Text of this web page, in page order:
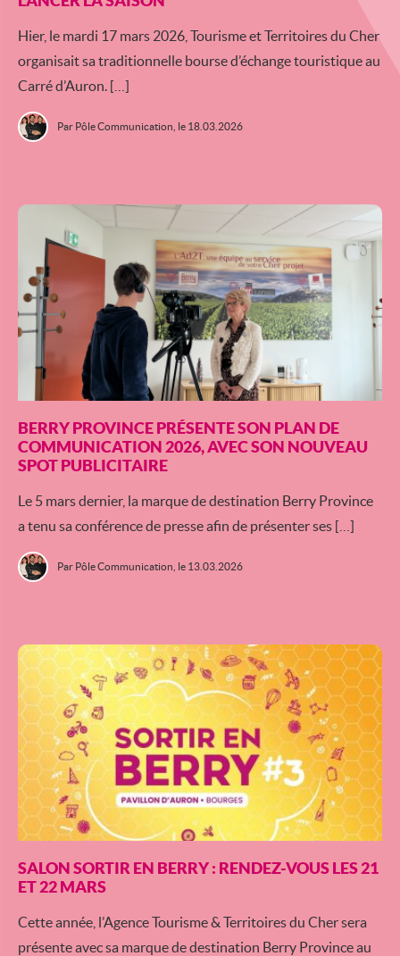
Hier, le mardi 17 mars 2026, Tourisme et Territoires du Cher
organisait sa traditionnelle bourse d’échange touristique au
Carré d’Auron. […]
Par Pôle Communication, le 18.03.2026
BERRY PROVINCE PRÉSENTE SON PLAN DE
COMMUNICATION 2026, AVEC SON NOUVEAU
SPOT PUBLICITAIRE
Le 5 mars dernier, la marque de destination Berry Province
a tenu sa conférence de presse afin de présenter ses […]
Par Pôle Communication, le 13.03.2026
SALON SORTIR EN BERRY : RENDEZ-VOUS LES 21
ET 22 MARS
Cette année, l’Agence Tourisme & Territoires du Cher sera
présente avec sa marque de destination Berry Province au